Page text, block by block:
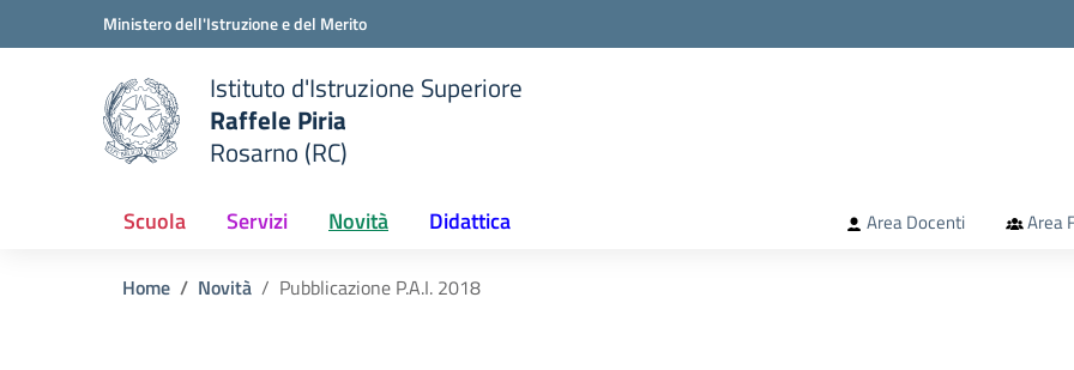
Vai ai contenuti
Vai al menu di navigazioneMinistero dell'Istruzione e del Merito
scuola
Istituto d'Istruzione Superiore
Raffele Piria
Rosarno (RC)
Scuola Servizi Novità Didattica Area Docenti Area
Home Novità Pubblicazione P.A.I. 2018